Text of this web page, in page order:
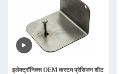
इलेक्ट्रॉनिक्स OEM कस्टम प्रेसिजन शीट